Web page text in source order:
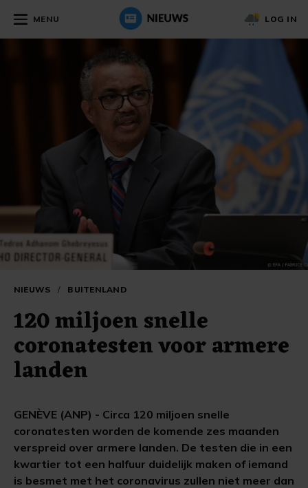
MENU LOG IN
NIEUWS / BUITENLAND
120 miljoen snelle
coronatesten voor armere
landen
GENÈVE (ANP) - Circa 120 miljoen snelle
coronatesten worden de komende zes maanden
verspreid over armere landen. De testen die in een
kwartier tot een halfuur duidelijk maken of iemand
is besmet met het coronavirus zullen niet meer dan